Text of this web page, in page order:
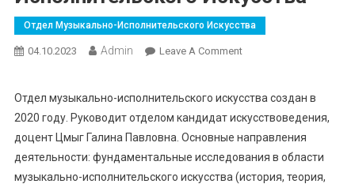
Отдел Музыкально-Исполнительского Искусства
04.10.2023 Admin Leave A CommentOn
Исполнительского
Искусства
Отдел музыкально-исполнительского искусства создан в
2020 году. Руководит отделом кандидат искусствоведения,
доцент Цмыг Галина Павловна. Основные направления
деятельности: фундаментальные исследования в области
музыкально-исполнительского искусства (история, теория,